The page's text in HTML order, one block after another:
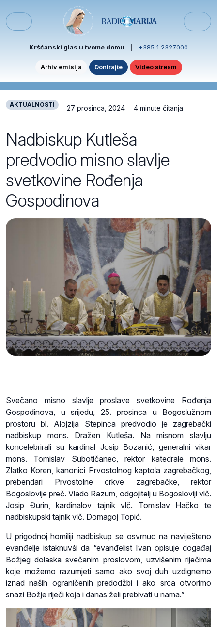
Menu
Kršćanski glas u tvome domu +385 1 2327000
Arhiv emisija Donirajte Video stream
AKTUALNOSTI 27 prosinca, 2024 4 minute čitanja
Nadbiskup Kutleša
predvodio misno slavlje
svetkovine Rođenja
Gospodinova
Svečano misno slavlje proslave svetkovine Rođenja
Gospodinova, u srijedu, 25. prosinca u Bogoslužnom
prostoru bl. Alojzija Stepinca predvodio je zagrebački
nadbiskup mons. Dražen Kutleša. Na misnom slavlju
koncelebrirali su kardinal Josip Bozanić, generalni vikar
mons. Tomislav Subotičanec, rektor katedrale mons.
Zlatko Koren, kanonici Prvostolnog kaptola zagrebačkog,
prebendari Prvostolne crkve zagrebačke, rektor
Bogoslovije preč. Vlado Razum, odgojitelj u Bogosloviji vlč.
Josip Đurin, kardinalov tajnik vlč. Tomislav Hačko te
nadbiskupski tajnik vlč. Domagoj Topić.
U prigodnoj homiliji nadbiskup se osvrnuo na naviješteno
evanđelje istaknuvši da “evanđelist Ivan opisuje događaj
Božjeg dolaska svečanim proslovom, uzvišenim riječima
koje možemo razumjeti samo ako svoj duh uzdignemo
iznad naših ograničenih predodžbi i ako srca otvorimo
snazi Božje riječi koja i danas želi prebivati u nama.”